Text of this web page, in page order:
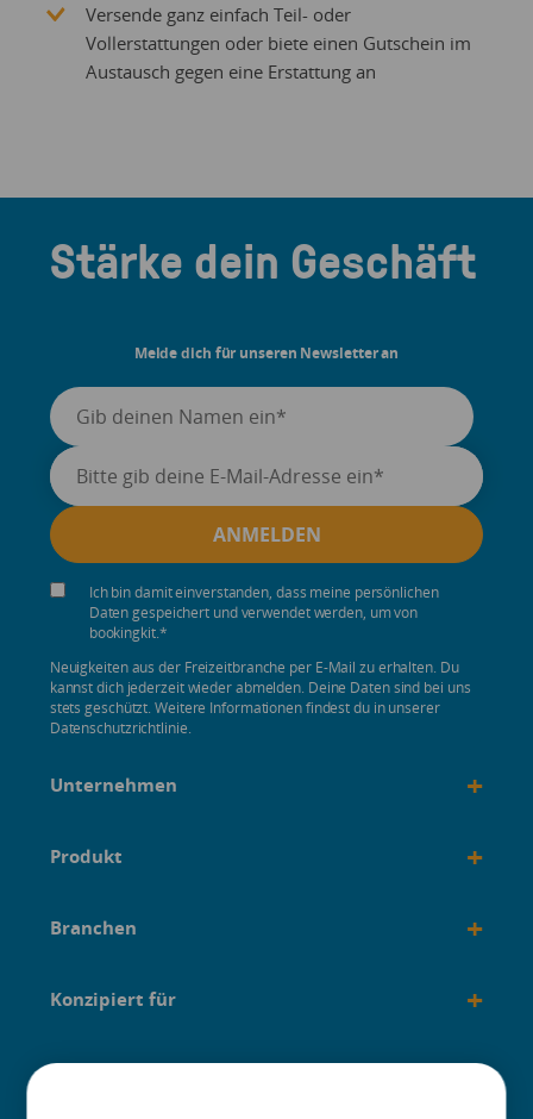
Versende ganz einfach Teil- oder
Vollerstattungen oder biete einen Gutschein im
Austausch gegen eine Erstattung an
Stärke dein Geschäft
Melde dich für unseren Newsletter an
Ich bin damit einverstanden, dass meine persönlichen
Daten gespeichert und verwendet werden, um von
bookingkit.*
Neuigkeiten aus der Freizeitbranche per E-Mail zu erhalten. Du
kannst dich jederzeit wieder abmelden. Deine Daten sind bei uns
stets geschützt. Weitere Informationen findest du in unserer
Datenschutzrichtlinie.
Unternehmen +
Produkt +
Branchen +
Konzipiert für +
Anleitungen +